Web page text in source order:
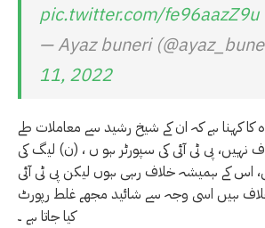
pic.twitter.com/fe96aazZ9u
— Ayaz buneri
11, 2022
کا کہنا ہے کہ ان کے شیخ رشید سے معاملات طے
نہیں، پی ٹی آئی کی سپورٹر ہو ں ، (ن) لیگ کی
اس کے ہمیشہ خلاف رہی ہوں لیکن پی ٹی آئی
ہیں اسی وجہ سے شائید مجھے غلط رپورٹ
کیا جاتا ہے ۔